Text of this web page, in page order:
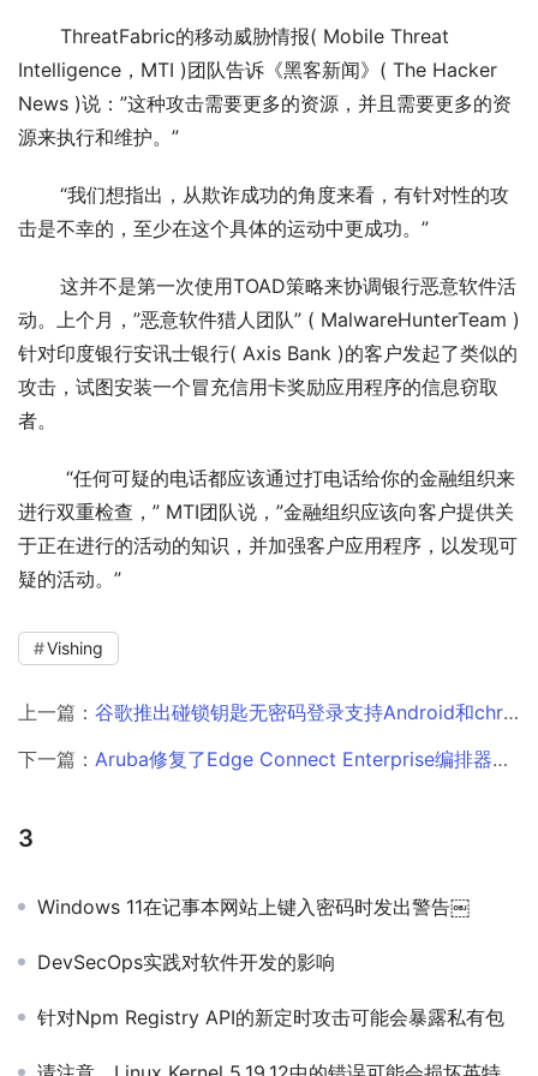
ThreatFabric的移动威胁情报( Mobile Threat
Intelligence，MTI )团队告诉《黑客新闻》( The Hacker
News )说：”这种攻击需要更多的资源，并且需要更多的资
源来执行和维护。”
击是不幸的，至少在这个具体的运动中更成功。”
动。上个月，”恶意软件猎人团队” ( MalwareHunterTeam )
针对印度银行安讯士银行( Axis Bank )的客户发起了类似的
攻击，试图安装一个冒充信用卡奖励应用程序的信息窃取
者。
进行双重检查，” MTI团队说，”金融组织应该向客户提供关
于正在进行的活动的知识，并加强客户应用程序，以发现可
疑的活动。”
Vishing
上一篇： 谷歌推出碰锁钥匙无密码登录支持Android和chrome
下一篇： Aruba修复了Edge Connect Enterprise编排器中的关键漏洞￼
3
Windows 11在记事本网站上键入密码时发出警告￼
DevSecOps实践对软件开发的影响
针对Npm Registry API的新定时攻击可能会暴露私有包